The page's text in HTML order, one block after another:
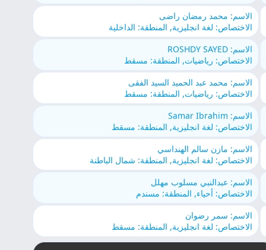
الاسم: محمد رمضان راضى
الاختصاص: لغة انجليزية, المنطقة: الداخلية
الاسم: ROSHDY SAYED
الاختصاص: رياضيات, المنطقة: مسقط
الاسم: محمد عبد الحميد السيد الفقى
الاختصاص: رياضيات, المنطقة: مسقط
الاسم: Samar Ibrahim
الاختصاص: لغة انجليزية, المنطقة: مسقط
الاسم: مازن سالم الهنداسي
الاختصاص: لغة انجليزية, المنطقة: شمال الباطنة
الاسم: عبدالنبي مسلوب مهلل
الاختصاص: أحياء, المنطقة: مسندم
الاسم: سمر رضوان
الاختصاص: لغة انجليزية, المنطقة: مسقط